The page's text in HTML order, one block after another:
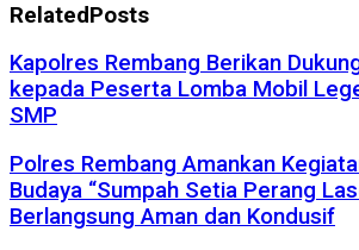
RelatedPosts
Kapolres Rembang Berikan
kepada Peserta Lomba Mobil
SMP
Polres Rembang Amankan
Budaya “Sumpah Setia Perang
Berlangsung Aman dan Kondusif